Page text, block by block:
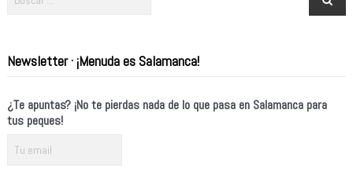
Newsletter · ¡Menuda es Salamanca!
¿Te apuntas? ¡No te pierdas nada de lo que pasa en Salamanca para
tus peques!